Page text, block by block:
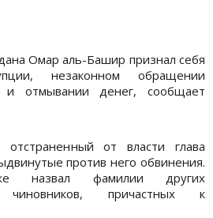
Омар аль-Башир признал себя
незаконном обращении
и отмывании денег, сообщает
от власти глава
против него обвинения.
назвал фамилии других
чиновников, причастных к